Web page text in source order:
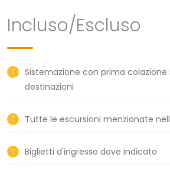
Incluso/Escluso
Sistemazione con prima
destinazioni
Tutte le escursioni menzionate
Biglietti d'ingresso dove indicato